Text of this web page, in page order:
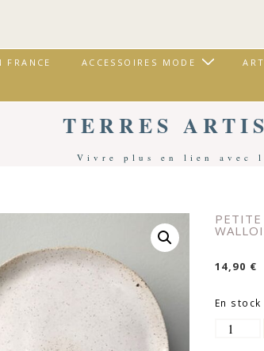
FRANCE ACCESSOIRES MODE
TERRES
Vivre plus en lien avec
14,90 €
En stock
quantité